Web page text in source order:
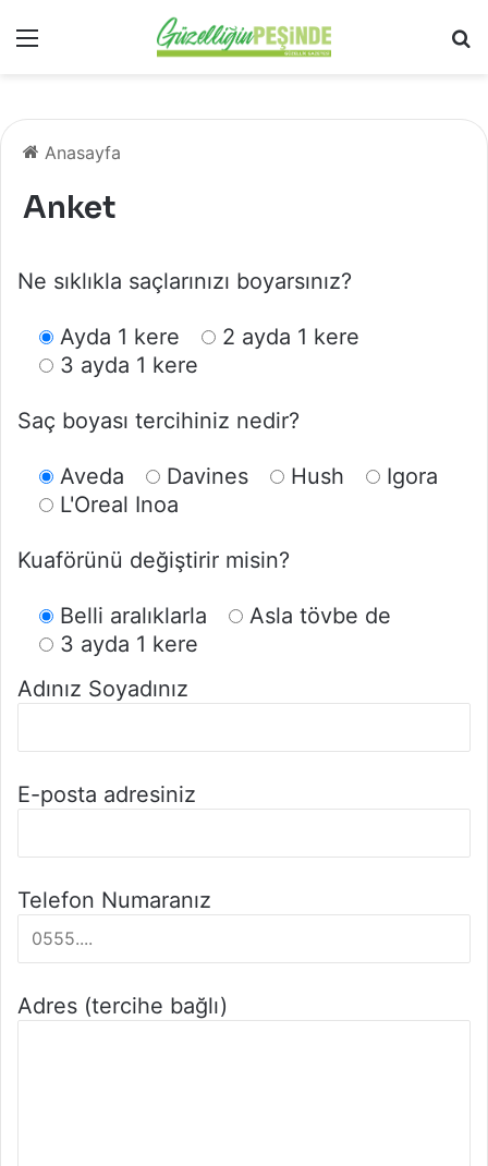
Menü
Anasayfa
Anket
Ne sıklıkla saçlarınızı boyarsınız?
Ayda 1 kere
2 ayda 1 kere
3 ayda 1 kere
Saç boyası tercihiniz nedir?
Aveda Davines Hush
Igora
L'Oreal Inoa
Kuaförünü değiştirir misin?
Belli aralıklarla
Asla tövbe de
3 ayda 1 kere
Adınız Soyadınız
E-posta adresiniz
Telefon Numaranız
Adres (tercihe bağlı)